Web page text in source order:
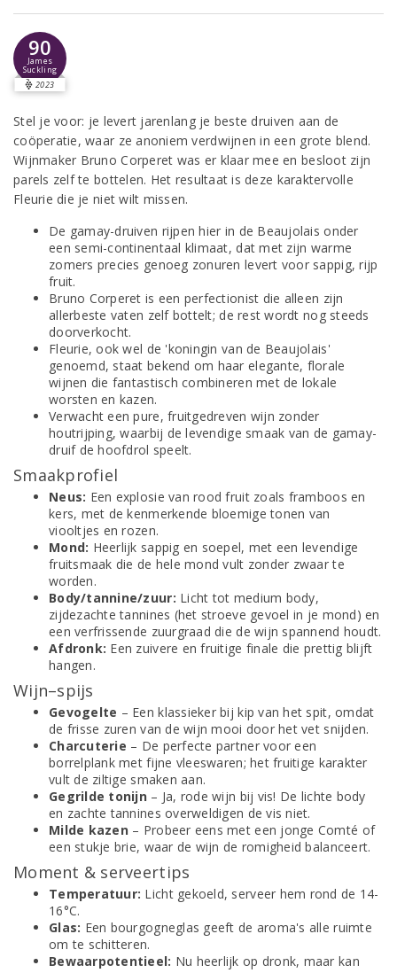
90
James
Suckling
2023
Stel je voor: je levert jarenlang je beste druiven aan de
coöperatie, waar ze anoniem verdwijnen in een grote blend.
Wijnmaker Bruno Corperet was er klaar mee en besloot zijn
parels zelf te bottelen. Het resultaat is deze karaktervolle
Fleurie die je niet wilt missen.
De gamay-druiven rijpen hier in de Beaujolais onder
een semi-continentaal klimaat, dat met zijn warme
zomers precies genoeg zonuren levert voor sappig, rijp
fruit.
Bruno Corperet is een perfectionist die alleen zijn
allerbeste vaten zelf bottelt; de rest wordt nog steeds
doorverkocht.
Fleurie, ook wel de 'koningin van de Beaujolais'
genoemd, staat bekend om haar elegante, florale
wijnen die fantastisch combineren met de lokale
worsten en kazen.
Verwacht een pure, fruitgedreven wijn zonder
houtrijping, waarbij de levendige smaak van de gamay-
druif de hoofdrol speelt.
Smaakprofiel
Neus: Een explosie van rood fruit zoals framboos en
kers, met de kenmerkende bloemige tonen van
viooltjes en rozen.
Mond: Heerlijk sappig en soepel, met een levendige
fruitsmaak die de hele mond vult zonder zwaar te
worden.
Body/tannine/zuur: Licht tot medium body,
zijdezachte tannines (het stroeve gevoel in je mond) en
een verfrissende zuurgraad die de wijn spannend houdt.
Afdronk: Een zuivere en fruitige finale die prettig blijft
hangen.
Wijn–spijs
Gevogelte – Een klassieker bij kip van het spit, omdat
de frisse zuren van de wijn mooi door het vet snijden.
Charcuterie – De perfecte partner voor een
borrelplank met fijne vleeswaren; het fruitige karakter
vult de ziltige smaken aan.
Gegrilde tonijn – Ja, rode wijn bij vis! De lichte body
en zachte tannines overweldigen de vis niet.
Milde kazen– Probeer eens met een jonge Comté of
een stukje brie, waar de wijn de romigheid balanceert.
Moment & serveertips
Temperatuur: Licht gekoeld, serveer hem rond de 14-
16°C.
Glas: Een bourgogneglas geeft de aroma's alle ruimte
om te schitteren.
Bewaarpotentieel: Nu heerlijk op dronk, maar kan